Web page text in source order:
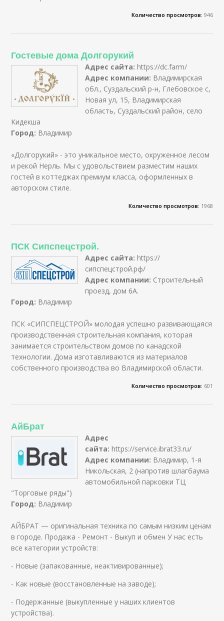
Количество просмотров: 946
Гостевые дома Долгорукий
Адрес сайта: https://dc.farm/
Адрес компании: Владимирская
обл., Суздальский р-н, Глебовское с,
Новая ул, 15, Владимирская
область, Суздальский район, село
Кидекша
Город: Владимир
«Долгорукий» - это уникальное место, окруженное лесом
и рекой Нерль. Мы с удовольствием разместим наших
гостей в коттеджах премиум класса, оформленных в
авторском стиле.
Количество просмотров: 1968
ПСК Сипспецстрой.
Адрес сайта: https://
сипспецстрой.рф/
Адрес компании: Строительный
проезд, дом 6А.
Город: Владимир
ПСК «СИПСПЕЦСТРОЙ» молодая успешно развивающаяся
производственная строительная компания, которая
занимается строительством домов по канадской
технологии. Дома изготавливаются из материалов
собственного производства во Владимирской области.
Количество просмотров: 601
АйБрат
Адрес
сайта: https://service.ibrat33.ru/
Адрес компании: Владимир, 1-я
Никольская, 2 (напротив шлагбаума
автомобильной парковки ТЦ
"Торговые ряды")
Город: Владимир
АЙБРАТ — оригинальная техника по самым низким ценам
в городе. Продажа - Ремонт - Выкуп и обмен У нас есть
все категории устройств:
- Новые (запакованные, неактивированные);
- Как новые (восстановленные на заводе);
- Подержанные (выкупленные у наших клиентов
устройства).